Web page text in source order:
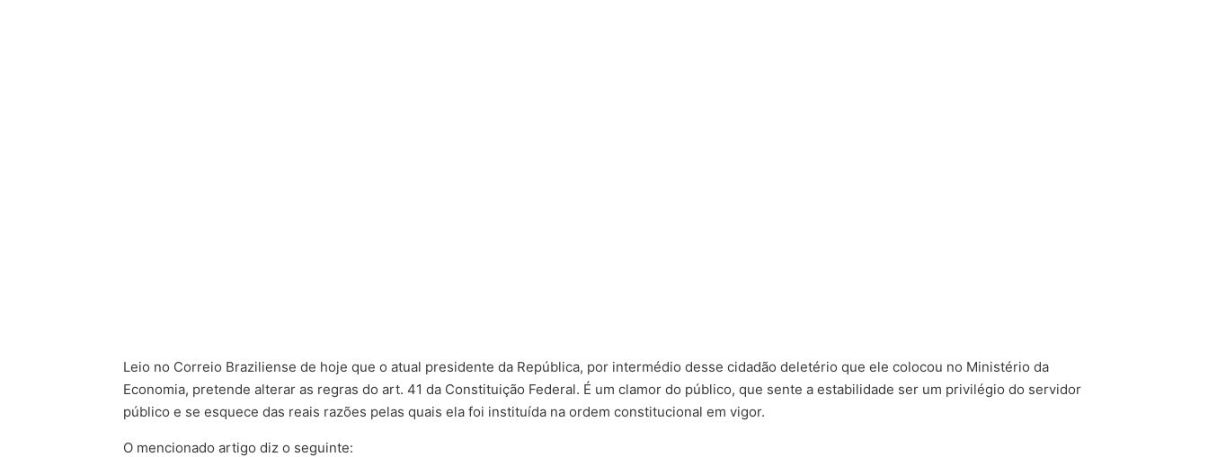
Leio no Correio Braziliense de hoje que o atual presidente da República, por intermédio desse cidadão deletério que ele colocou no Ministério da
Economia, pretende alterar as regras do art. 41 da Constituição Federal. É um clamor do público, que sente a estabilidade ser um privilégio do servidor
público e se esquece das reais razões pelas quais ela foi instituída na ordem constitucional em vigor.
O mencionado artigo diz o seguinte: